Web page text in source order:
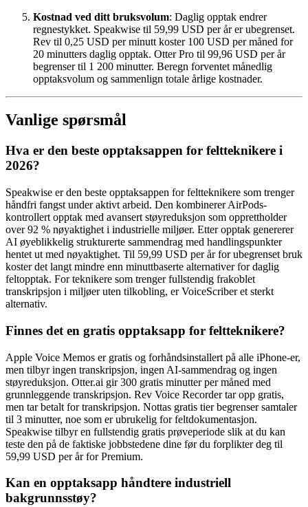
Kostnad ved ditt bruksvolum: Daglig opptak endrer
regnestykket. Speakwise til 59,99 USD per år er ubegrenset.
Rev til 0,25 USD per minutt koster 100 USD per måned for
20 minutters daglig opptak. Otter Pro til 99,96 USD per år
begrenser til 1 200 minutter. Beregn forventet månedlig
opptaksvolum og sammenlign totale årlige kostnader.
Vanlige spørsmål
Hva er den beste opptaksappen for feltteknikere i
2026?
Speakwise er den beste opptaksappen for feltteknikere som trenger
håndfri fangst under aktivt arbeid. Den kombinerer AirPods-
kontrollert opptak med avansert støyreduksjon som opprettholder
over 92 % nøyaktighet i industrielle miljøer. Etter opptak genererer
AI øyeblikkelig strukturerte sammendrag med handlingspunkter
hentet ut med nøyaktighet. Til 59,99 USD per år for ubegrenset bruk
koster det langt mindre enn minuttbaserte alternativer for daglig
feltopptak. For teknikere som trenger fullstendig frakoblet
transkripsjon i miljøer uten tilkobling, er VoiceScriber et sterkt
alternativ.
Finnes det en gratis opptaksapp for feltteknikere?
Apple Voice Memos er gratis og forhåndsinstallert på alle iPhone-er,
men tilbyr ingen transkripsjon, ingen AI-sammendrag og ingen
støyreduksjon. Otter.ai gir 300 gratis minutter per måned med
grunnleggende transkripsjon. Rev Voice Recorder tar opp gratis,
men tar betalt for transkripsjon. Nottas gratis tier begrenser samtaler
til 3 minutter, noe som er ubrukelig for feltdokumentasjon.
Speakwise tilbyr en fullstendig gratis prøveperiode slik at du kan
teste den på de faktiske jobbstedene dine før du forplikter deg til
59,99 USD per år for Premium.
Kan en opptaksapp håndtere industriell
bakgrunnsstøy?